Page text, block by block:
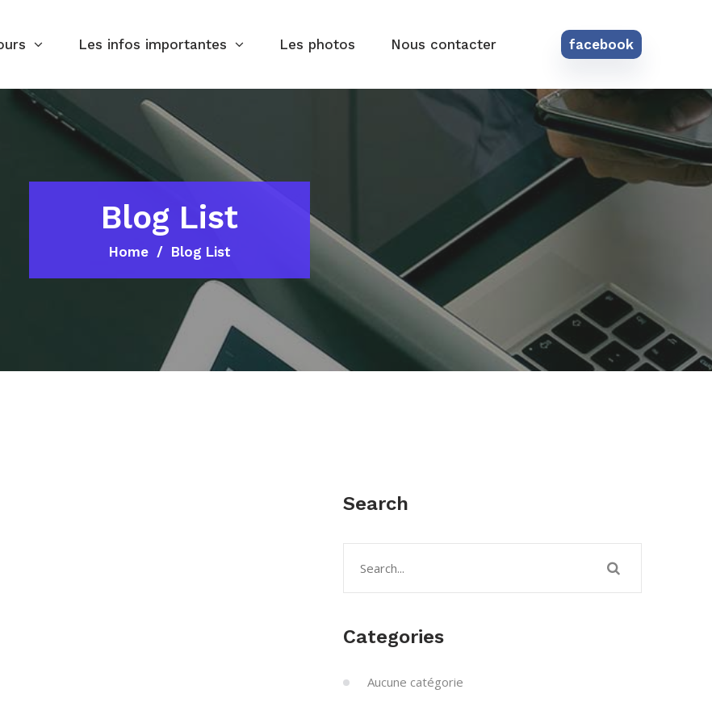
Les infos importantes Les photos Nous contacter facebook
Blog List
Home Blog List
Search
Categories
Aucune catégorie